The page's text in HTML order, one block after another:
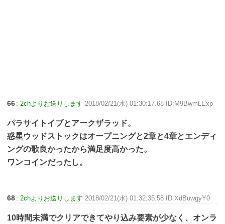
66 :2chよりお送りします 2018/02/21(水) 01:30:17.68 ID:M9BwmLExp
パラサイトイブとアークザラッド。
惑星ウッドストックはオープニングと2章と4章とエンディ
ングの歌良かったから満足度高かった。
ワンコインだったし。
68 :2chよりお送りします 2018/02/21(水) 01:32:35.58 ID:XdBuwgyY0
10時間未満でクリアできてやり込み要素が少なく、オンラ